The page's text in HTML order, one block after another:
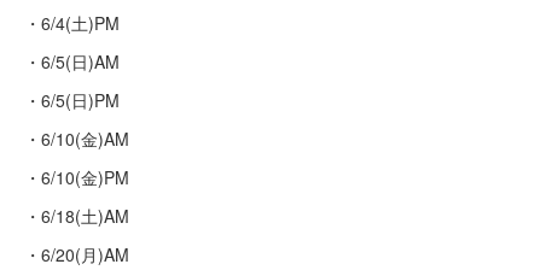
・6/4(土)PM
・6/5(日)AM
・6/5(日)PM
・6/10(金)AM
・6/10(金)PM
・6/18(土)AM
・6/20(月)AM